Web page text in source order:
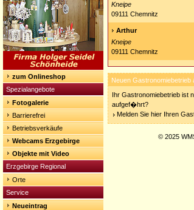
zum Onlineshop
Spezialangebote
Fotogalerie
Barrierefrei
Betriebsverkäufe
Webcams Erzgebirge
Objekte mit Video
Erzgebirge Regional
Orte
Service
Neueintrag
Kneipe
09111 Chemnitz
Arthur
Kneipe
09111 Chemnitz
Neuen Gastronomiebetrieb
Ihr Gastronomiebetrieb ist
aufgef�hrt?
Melden Sie hier Ihren
© 2025